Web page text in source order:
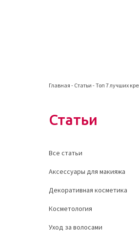
Главная - Статьи -Топ 7 лучших
Статьи
Все статьи
Аксессуары для макияжа
Декоративная косметика
Косметология
Уход за волосами